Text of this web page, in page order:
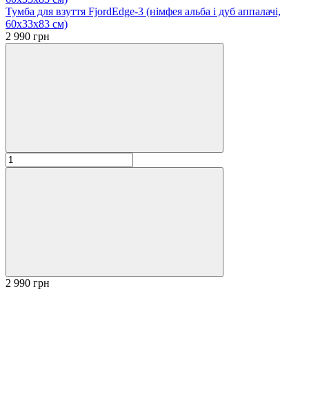
Тумба для взуття FjordEdge-3 (німфея альба і дуб аппалачі,
60х33х83 см)
2 990 грн
2 990 грн